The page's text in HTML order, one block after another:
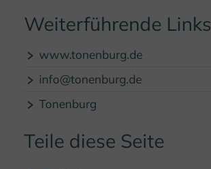
Weiterführende Links
www.tonenburg.de
info@tonenburg.de
Tonenburg
Teile diese Seite